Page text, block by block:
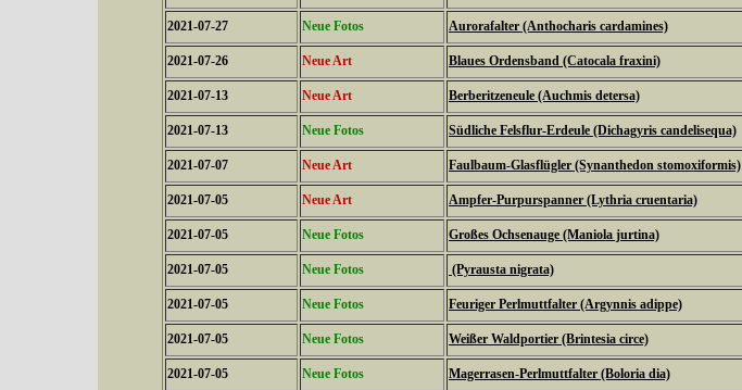
2021-07-27 Neue Fotos Aurorafalter (Anthocharis cardamines)
2021-07-26 Neue Art Blaues Ordensband (Catocala fraxini)
2021-07-13 Neue Art Berberitzeneule (Auchmis detersa)
2021-07-13 Neue Fotos Südliche Felsflur-Erdeule (Dichagyris candelisequa)
2021-07-07 Neue Art Faulbaum-Glasflügler (Synanthedon stomoxiformis)
2021-07-05 Neue Art Ampfer-Purpurspanner (Lythria cruentaria)
2021-07-05 Neue Fotos Großes Ochsenauge (Maniola jurtina)
2021-07-05 Neue Fotos (Pyrausta nigrata)
2021-07-05 Neue Fotos Feuriger Perlmuttfalter (Argynnis adippe)
2021-07-05 Neue Fotos Weißer Waldportier (Brintesia circe)
2021-07-05 Neue Fotos Magerrasen-Perlmuttfalter (Boloria dia)